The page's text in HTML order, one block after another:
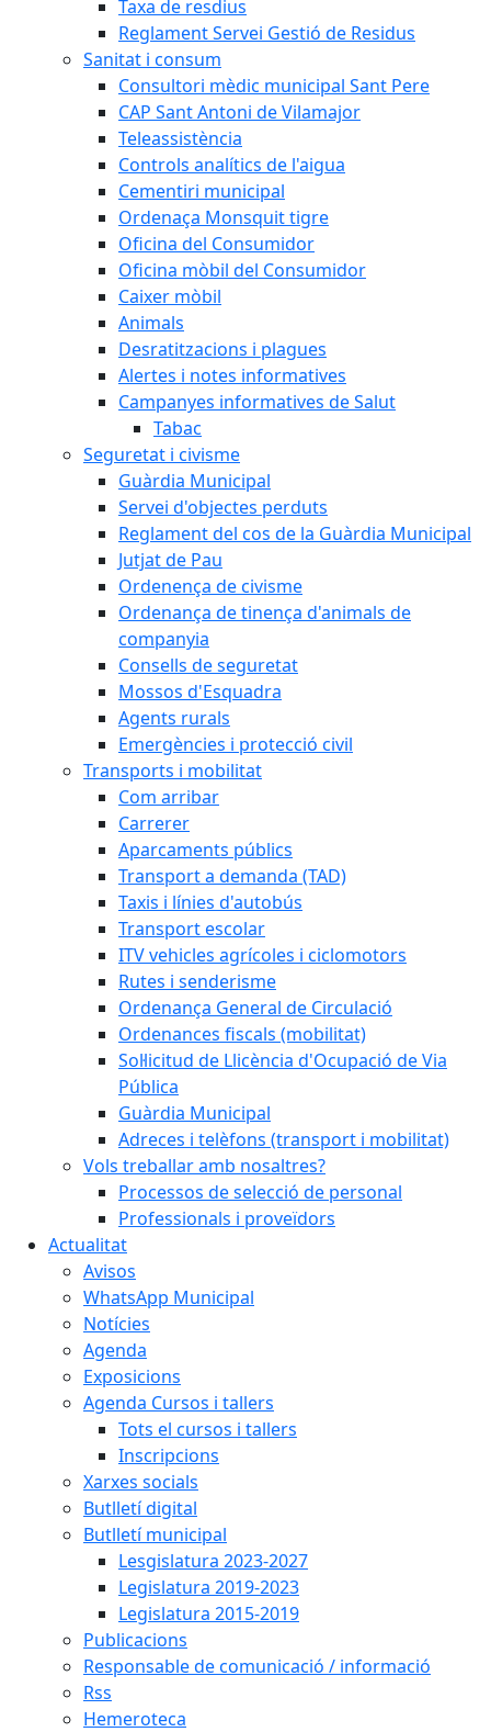
Taxa de resdius
Reglament Servei Gestió de Residus
Sanitat i consum
Consultori mèdic municipal Sant Pere
CAP Sant Antoni de Vilamajor
Teleassistència
Controls analítics de l'aigua
Cementiri municipal
Ordenaça Monsquit tigre
Oficina del Consumidor
Oficina mòbil del Consumidor
Caixer mòbil
Animals
Desratitzacions i plagues
Alertes i notes informatives
Campanyes informatives de Salut
Tabac
Seguretat i civisme
Guàrdia Municipal
Servei d'objectes perduts
Reglament del cos de la Guàrdia Municipal
Jutjat de Pau
Ordenença de civisme
Ordenança de tinença d'animals de
companyia
Consells de seguretat
Mossos d'Esquadra
Agents rurals
Emergències i protecció civil
Transports i mobilitat
Com arribar
Carrerer
Aparcaments públics
Transport a demanda (TAD)
Taxis i línies d'autobús
Transport escolar
ITV vehicles agrícoles i ciclomotors
Rutes i senderisme
Ordenança General de Circulació
Ordenances fiscals (mobilitat)
Sol·licitud de Llicència d'Ocupació de Via
Pública
Guàrdia Municipal
Adreces i telèfons (transport i mobilitat)
Vols treballar amb nosaltres?
Processos de selecció de personal
Professionals i proveïdors
Actualitat
Avisos
WhatsApp Municipal
Notícies
Agenda
Exposicions
Agenda Cursos i tallers
Tots el cursos i tallers
Inscripcions
Xarxes socials
Butlletí digital
Butlletí municipal
Lesgislatura 2023-2027
Legislatura 2019-2023
Legislatura 2015-2019
Publicacions
Responsable de comunicació / informació
Rss
Hemeroteca